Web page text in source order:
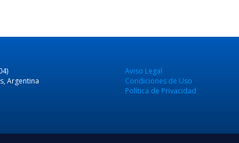
Argentina
Aviso Legal
Condiciones de Uso
Política de Privacidad